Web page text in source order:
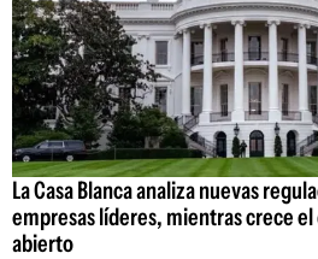
La Casa Blanca analiza nuevas
empresas líderes, mientras crece
abierto